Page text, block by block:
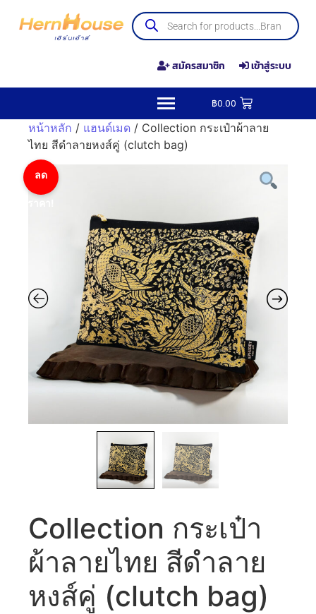
สมัครสมาชิก เข้าสู่ระบบ
฿0.00
หน้าหลัก / แฮนด์เมด / Collection กระเป๋าผ้าลาย
ไทย สีดำลายหงส์คู่ (clutch bag)
ลด
Collection กระเป๋า
ผ้าลายไทย สีดำลาย
หงส์คู่ (clutch bag)